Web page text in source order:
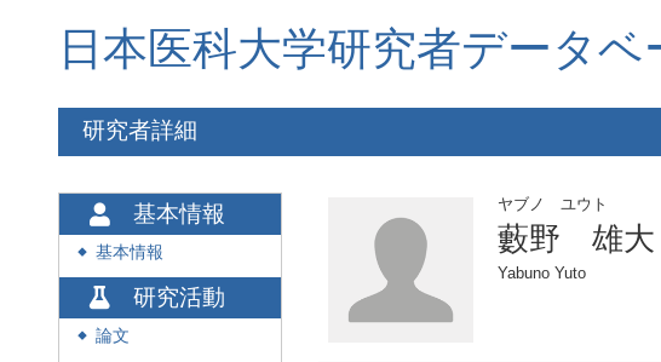
日本医科大学研究者データベ
研究者詳細
基本情報
◆ 基本情報
研究活動
◆ 論文
ヤブノ ユウト
藪野 雄大
Yabuno Yuto